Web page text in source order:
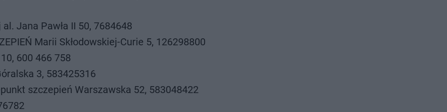
Jana Pawła II 50, 7684648
Marii Skłodowskiej-Curie 5, 126298800
600 466 758
3, 583425316
szczepień Warszawska 52, 583048422